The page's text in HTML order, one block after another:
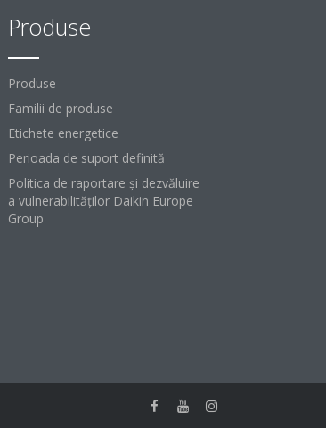
Produse
Produse
Familii de produse
Etichete energetice
Perioada de suport definită
Politica de raportare și dezvăluire
a vulnerabilităților Daikin Europe
Group